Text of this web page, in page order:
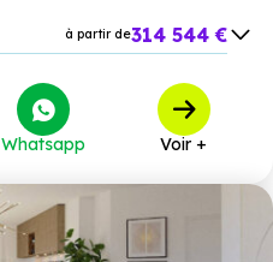
à partir de314 544 €
Whatsapp Voir +